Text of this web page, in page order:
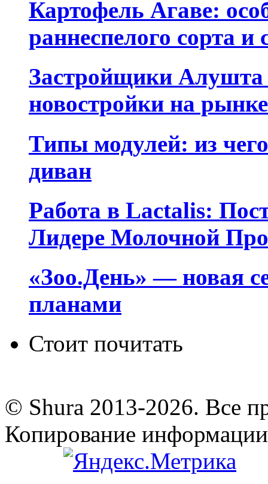
Картофель Агаве:
раннеспелого сорта и
Застройщики
новостройки на
Типы модулей: из
диван
Работа в Lactalis:
Лидере Молочной
«Зоо.День» — новая
планами
Стоит почитать
© Shura 2013-2026. Все
Копирование